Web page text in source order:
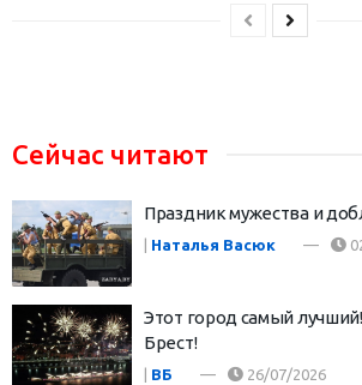
Сейчас читают
Праздник мужества и
Наталья Васюк
Этот город самый
Брест!
ВБ 26/07/2026